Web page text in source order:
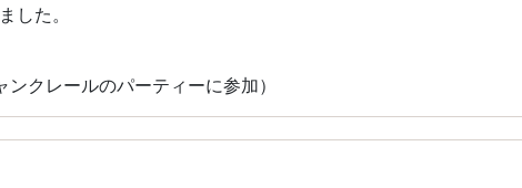
した。
クレールのパーティーに参加）